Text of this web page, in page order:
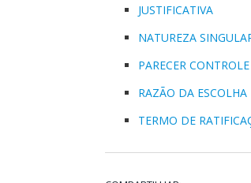
JUSTIFICATIVA
NATUREZA
PARECER
RAZÃO DA
TERMO DE